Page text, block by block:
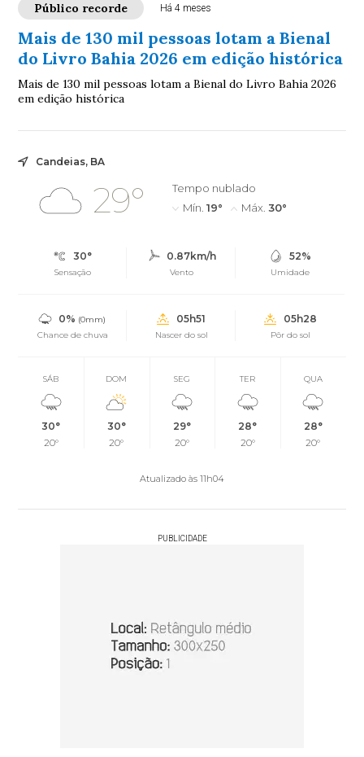
Público recorde Há 4 meses
Mais de 130 mil pessoas lotam a Bienal
do Livro Bahia 2026 em edição histórica
Mais de 130 mil pessoas lotam a Bienal do Livro Bahia 2026
em edição histórica
Candeias, BA
29°
Tempo nublado
Mín. 19° Máx. 30°
30°
Sensação
0.87km/h
Vento
52%
Umidade
0% (0mm)
Chance de chuva
05h51
Nascer do sol
05h28
Pôr do sol
SÁB
30°
20°
DOM
30°
20°
SEG
29°
20°
TER
28°
20°
QUA
28°
20°
Atualizado às 11h04
PUBLICIDADE